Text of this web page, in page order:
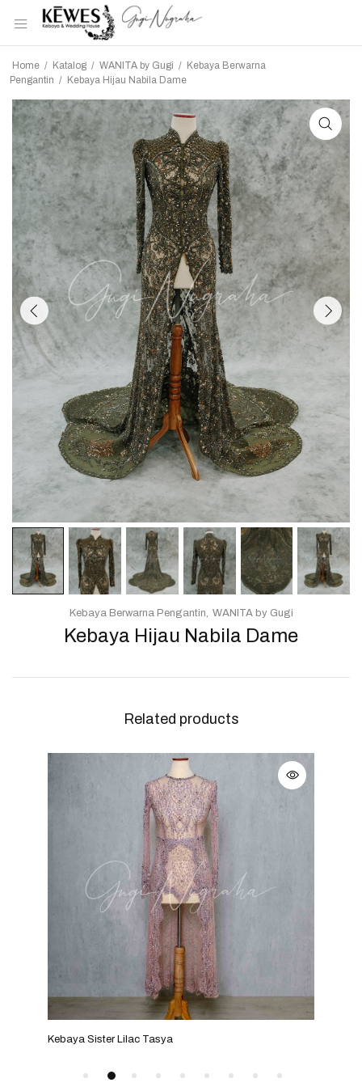
Home / Katalog / WANITA by Gugi / Kebaya Berwarna
Pengantin / Kebaya Hijau Nabila Dame
Kebaya Hijau Nabila Dame
Kebaya Berwarna Pengantin WANITA by Gugi
Related products
Kebaya Sister Lilac Tasya